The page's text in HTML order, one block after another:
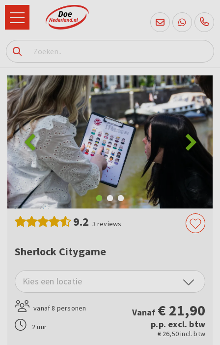
085
760
2556
9.2 3 reviews
Sherlock Citygame
Kies een locatie
vanaf 8 personen
2 uur
Vanaf € 21,90
p.p. excl. btw
€ 26,50 incl. btw